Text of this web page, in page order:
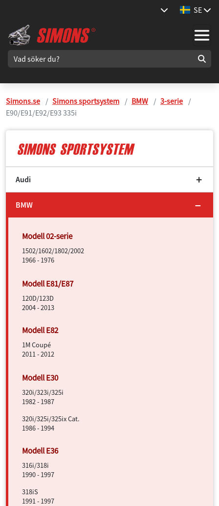
SE
Simons.se Simons sportsystem BMW
3-serie
E90/E91/E92/E93 335i
Audi
BMW
1502/1602/1802/2002
1966 - 1976
120D/123D
2004 - 2013
1M Coupé
2011 - 2012
320i/323i/325i
1982 - 1987
320i/325i/325ix Cat.
1986 - 1994
316i/318i
1990 - 1997
318iS
1991 - 1997